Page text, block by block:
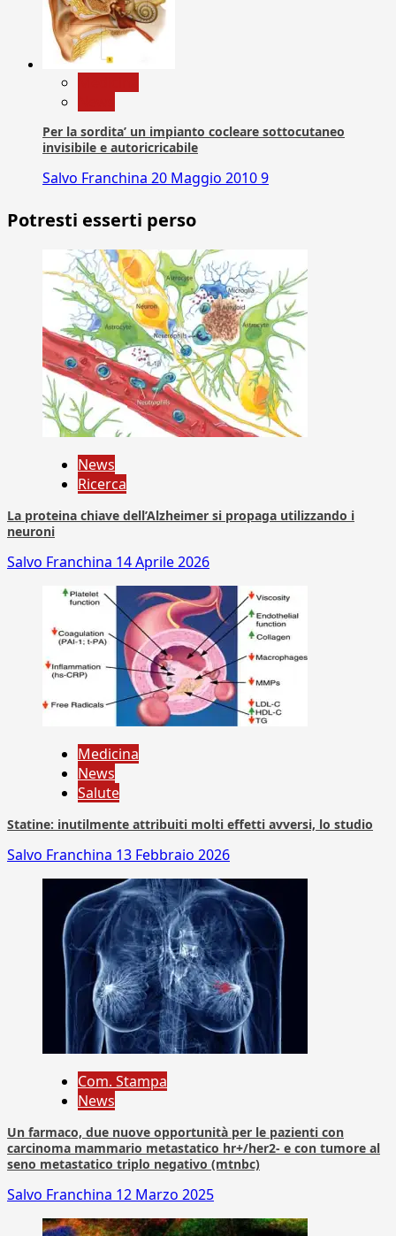
Per la sordita’ un impianto cocleare sottocutaneo
invisibile e autoricricabile
Salvo Franchina 20 Maggio 20109
Potresti esserti perso
News
Ricerca
La proteina chiave dell’Alzheimer si propaga utilizzando i
neuroni
Salvo Franchina 14 Aprile 2026
Medicina
News
Salute
Statine: inutilmente attribuiti molti effetti avversi, lo studio
Salvo Franchina 13 Febbraio 2026
Com. Stampa
News
Un farmaco, due nuove opportunità per le pazienti con
carcinoma mammario metastatico hr+/her2- e con tumore al
seno metastatico triplo negativo (mtnbc)
Salvo Franchina 12 Marzo 2025